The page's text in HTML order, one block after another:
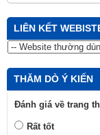
LIÊN KẾT
THĂM DÒ Ý KIẾN
Đánh giá về trang
Rất tốt